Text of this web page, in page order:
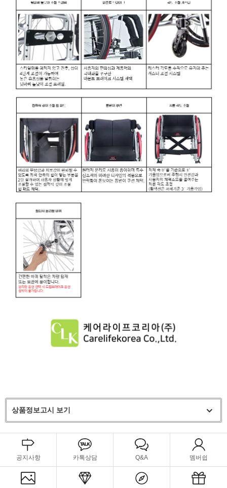
상품정보고시 보기
공지사항 카톡상담 Q&A 멤버쉽